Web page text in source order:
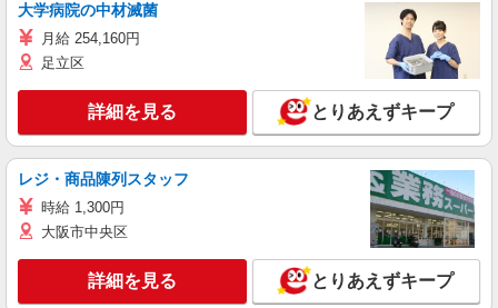
大学病院の中材滅菌
月給 254,160円
足立区
詳細を見る とりあえずキープ
レジ・商品陳列スタッフ
時給 1,300円
大阪市中央区
詳細を見る とりあえずキープ